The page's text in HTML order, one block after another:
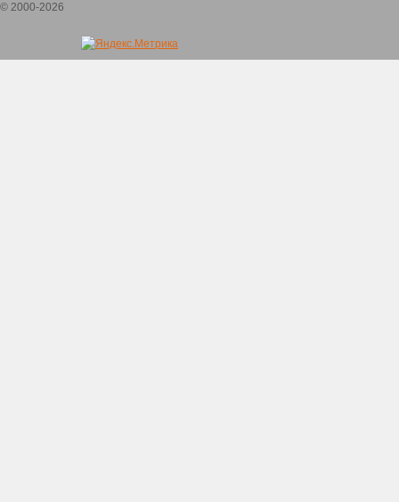
© 2000-2026